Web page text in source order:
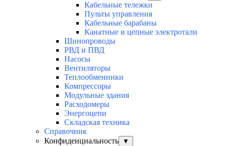
Кабельные тележки
Пульты управления
Кабельные барабаны
Канатные и цепные электротали
Шинопроводы
РВД и ПВД
Насосы
Вентиляторы
Теплообменники
Компрессоры
Модульные здания
Расходомеры
Энергоцепи
Складская техника
Справочник
Конфиденциальность
▼